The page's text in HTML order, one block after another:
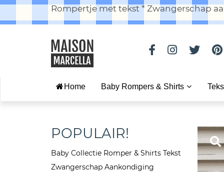
Rompertje met tekst * Zwangerschap
Home Baby Rompers & Shirts
POPULAIR!
Baby Collectie Romper & Shirts Tekst
Zwangerschap Aankondiging